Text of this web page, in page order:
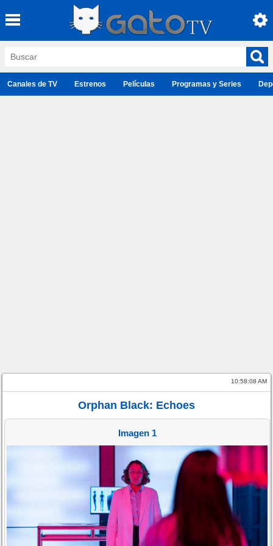
Canales de TV Estrenos Películas Programas y Series
10:58:08 AM
Orphan Black: Echoes
Imagen 1